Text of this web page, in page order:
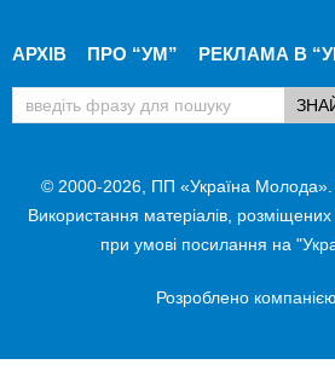
АРХІВ ПРО “УМ” РЕКЛАМА В
© 2000-2026, ПП «Україна Молода».
Використання матеріалів, розміщених
при умові посилання на
Розроблено компанією